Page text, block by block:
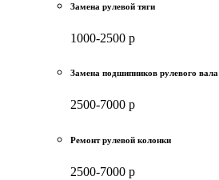
Замена рулевой тяги
1000-2500 р
Замена подшипников рулевого вала
2500-7000 р
Ремонт рулевой колонки
2500-7000 р